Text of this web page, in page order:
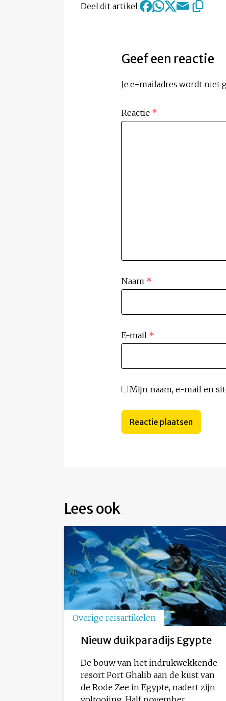
Deel dit artikel:
Geef een reactie
Je e-mailadres wordt niet
Reactie *
Naam *
E-mail *
Mijn naam, e-mail en
Lees ook
Overige reisartikelen
Nieuw duikparadijs Egypte
De bouw van het indrukwekkende
resort Port Ghalib aan de kust van
de Rode Zee in Egypte, nadert zijn